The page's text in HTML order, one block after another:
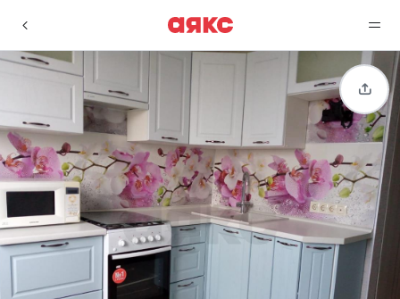
г. Краснодар
Избранное
0 объявлений
Сравнение
0 объявлений
Недвижимость Услуги